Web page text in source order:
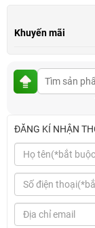
Khuyến mãi
ĐĂNG KÍ NHẬN